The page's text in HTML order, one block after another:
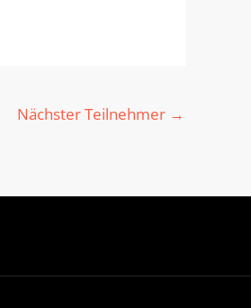
Nächster Teilnehmer →